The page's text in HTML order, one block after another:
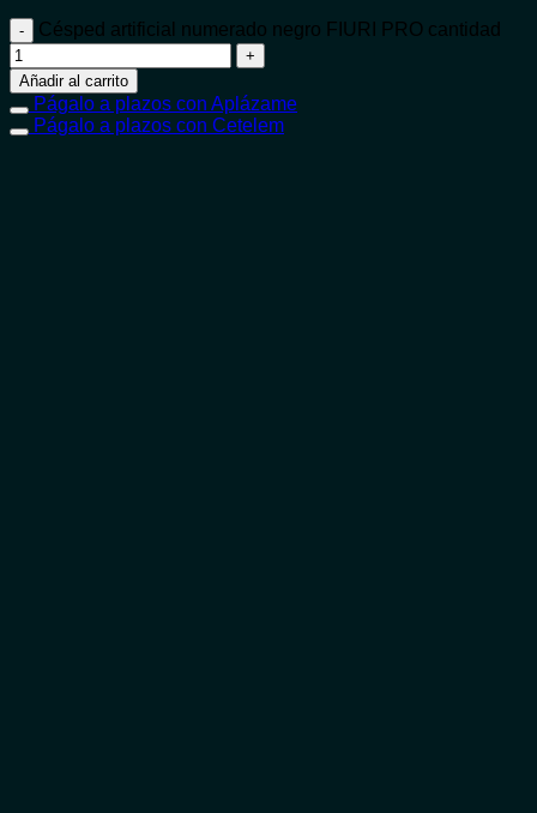
Césped artificial numerado negro FIURI PRO cantidad
Añadir al carrito
Págalo a plazos con Aplázame
Págalo a plazos con Cetelem